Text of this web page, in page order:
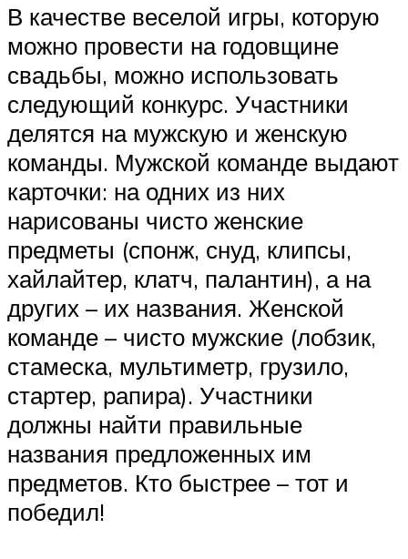
В качестве веселой игры, которую
можно провести на годовщине
свадьбы, можно использовать
следующий конкурс. Участники
делятся на мужскую и женскую
команды. Мужской команде выдают
карточки: на одних из них
нарисованы чисто женские
предметы (спонж, снуд, клипсы,
хайлайтер, клатч, палантин), а на
других – их названия. Женской
команде – чисто мужские (лобзик,
стамеска, мультиметр, грузило,
стартер, рапира). Участники
должны найти правильные
названия предложенных им
предметов. Кто быстрее – тот и
победил!